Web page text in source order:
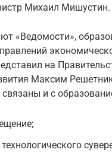
Михаил Мишустин.
«Ведомости»,
на
Максим
и с